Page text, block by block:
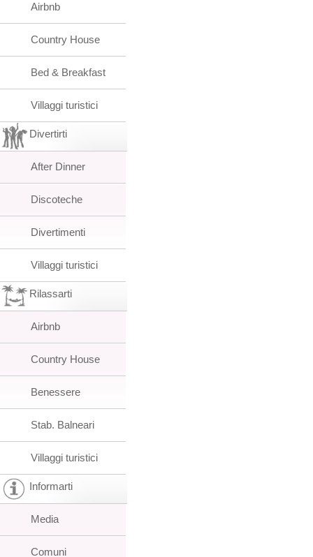
Airbnb
Country House
Bed & Breakfast
Villaggi turistici
Divertirti
After Dinner
Discoteche
Divertimenti
Villaggi turistici
Rilassarti
Airbnb
Country House
Benessere
Stab. Balneari
Villaggi turistici
Informarti
Media
Comuni